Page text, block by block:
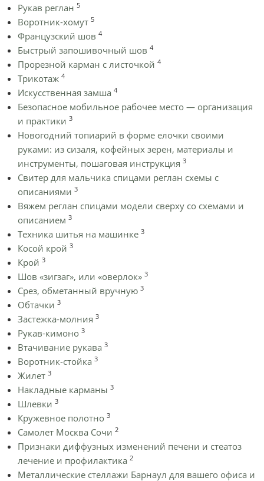
Рукав реглан 5
Воротник-хомут 5
Французский шов 4
Быстрый запошивочный шов 4
Прорезной карман с листочкой 4
Трикотаж 4
Искусственная замша 4
Безопасное мобильное рабочее место — организация
и практики 3
Новогодний топиарий в форме елочки своими
руками: из сизаля, кофейных зерен, материалы и
инструменты, пошаговая инструкция 3
Cвитер для мальчика спицами реглан схемы с
описаниями 3
Вяжем реглан спицами модели сверху со схемами и
описанием 3
Техника шитья на машинке 3
Косой крой 3
Крой 3
Шов «зигзаг», или «оверлок» 3
Срез, обметанный вручную 3
Обтачки 3
Застежка-молния 3
Рукав-кимоно 3
Втачивание рукава 3
Воротник-стойка 3
Жилет 3
Накладные карманы 3
Шлевки 3
Кружевное полотно 3
Самолет Москва Сочи 2
Признаки диффузных изменений печени и стеатоз
лечение и профилактика 2
Металлические стеллажи Барнаул для вашего офиса и